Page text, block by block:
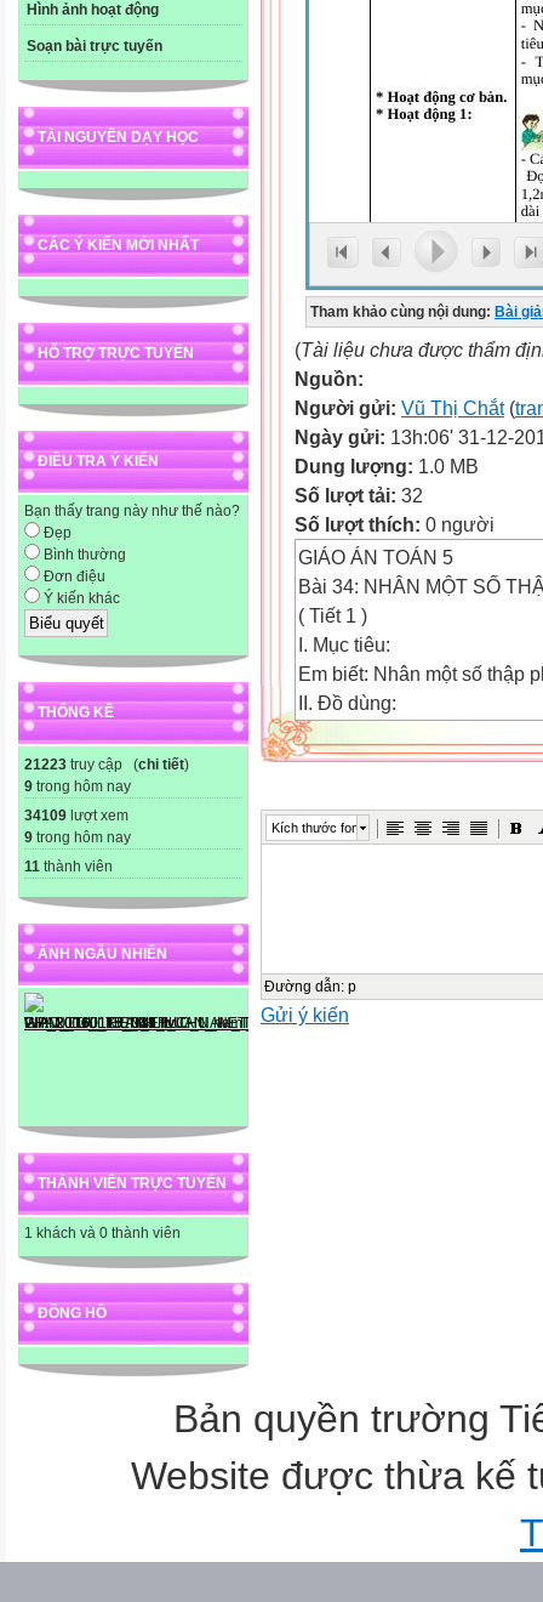
Hình ảnh hoạt động
Soạn bài trực tuyến
TÀI NGUYÊN DẠY HỌC
CÁC Ý KIẾN MỚI NHẤT
HỖ TRỢ TRỰC TUYẾN
ĐIỀU TRA Ý KIẾN
Bạn thấy trang này như thế nào?
Đẹp
Bình thường
Đơn điệu
Ý kiến khác
THỐNG KÊ
21223 truy cập (chi tiết)
9 trong hôm nay
34109 lượt xem
9 trong hôm nay
11 thành viên
ẢNH NGẪU NHIÊN
THÀNH VIÊN TRỰC TUYẾN
1 khách và 0 thành viên
ĐỒNG HỒ
Tham khảo cùng nội dung: Bài
(Tài liệu chưa được thẩm
Nguồn:
Người gửi: Vũ Thị Chắt(
Ngày gửi: 13h:06' 31-12-
Dung lượng: 1.0 MB
Số lượt tải: 32
Số lượt thích: 0 người
GIÁO ÁN TOÁN 5
Bài 34: NHÂN MỘT SỐ
( Tiết 1 )
I. Mục tiêu:
Em biết: Nhân một số thập
II. Đồ dùng:
- Phiếu bài tập phát triển.
III:Các hoạt động day.- học:
Các hoạt động
Trò
Kích thước font
Đường dẫn: p
Gửi ý kiến
Bản quyền trường
Website được thừa kế